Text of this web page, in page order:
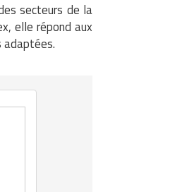
secteurs de la
elle répond aux
adaptées.